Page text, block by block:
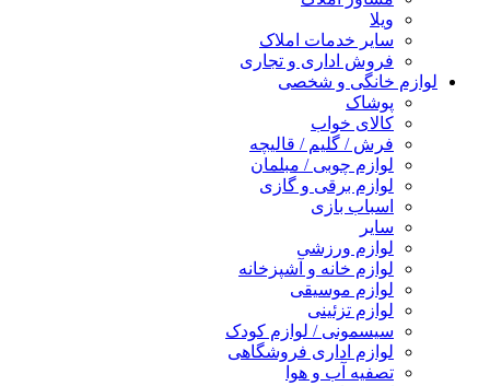
ویلا
سایر خدمات املاک
فروش اداری و تجاری
لوازم خانگی و شخصی
پوشاک
کالای خواب
فرش / گلیم / قالیچه
لوازم چوبی / مبلمان
لوازم برقی و گازی
اسباب بازی
سایر
لوازم ورزشی
لوازم خانه و آشپزخانه
لوازم موسیقی
لوازم تزئینی
سیسمونی / لوازم کودک
لوازم اداری فروشگاهی
تصفیه آب و هوا